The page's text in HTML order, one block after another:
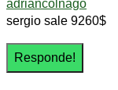
adriancolnago
sergio sale 9260$